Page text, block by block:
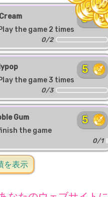
the game 2 times
3
0/2
the game 3 times
5
0/3
Gum
the game
5
0/1
を表示